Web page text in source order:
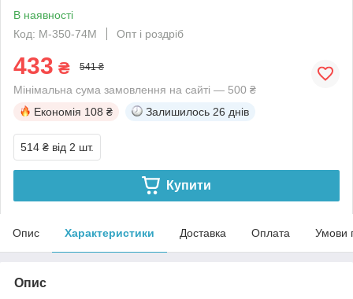
В наявності
Код: M-350-74M
Опт і роздріб
433 ₴ 541 ₴
Мінімальна сума замовлення на сайті — 500 ₴
Економія 108 ₴ Залишилось 26 днів
514 ₴ від 2 шт.
Купити
Опис Характеристики Доставка Оплата Умови
Опис